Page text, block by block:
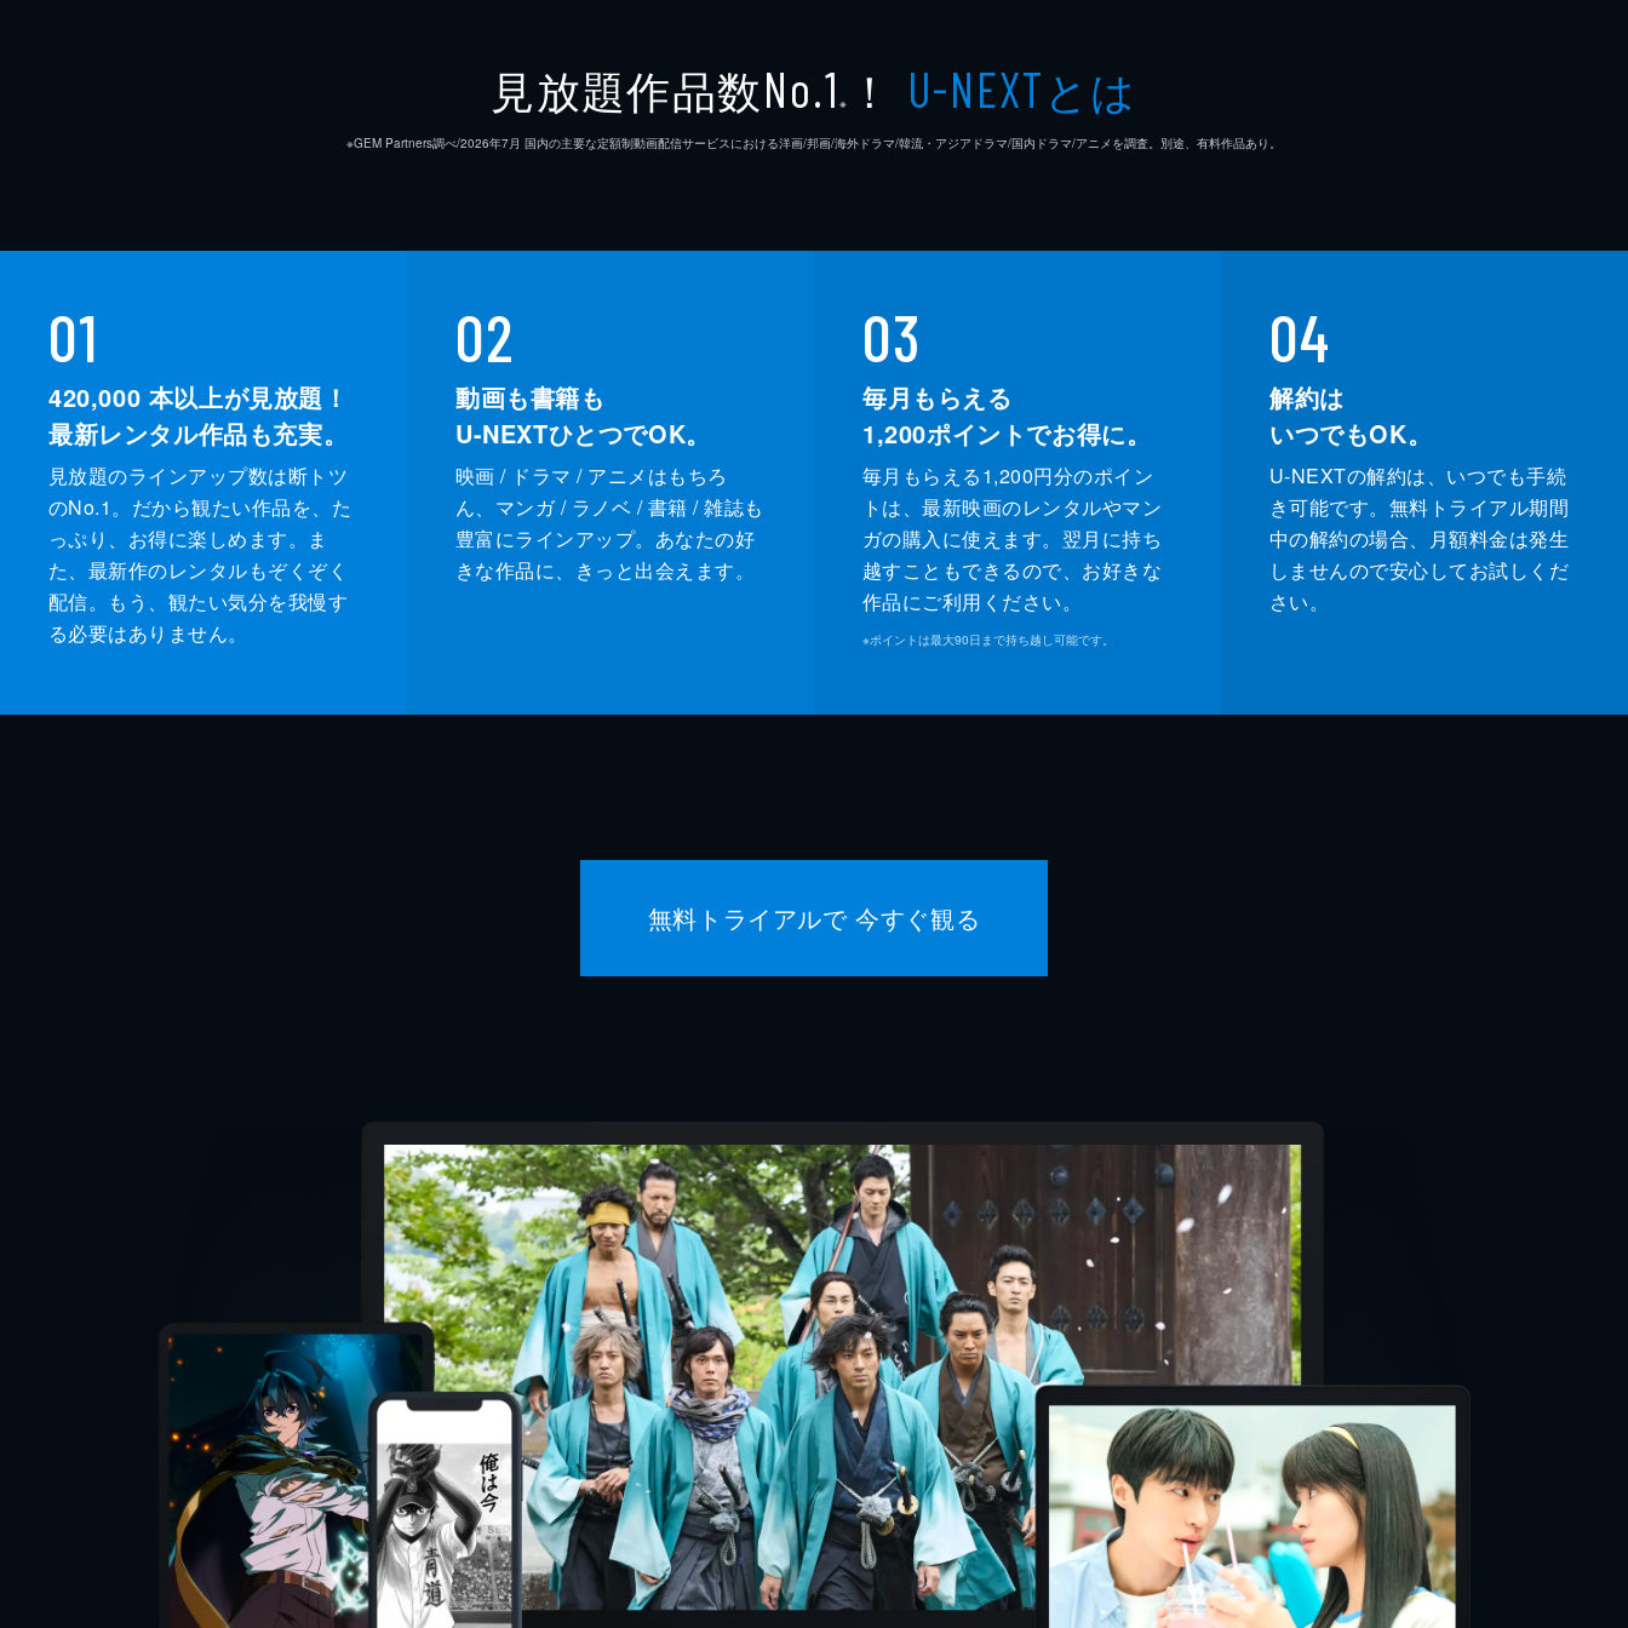
見放題作品数No.1 ※ ！ U-NEXTとは
※GEM Partners調べ/2026年7⽉ 国内の主要な定額制動画配信サービスにおける洋画/邦画/海外ドラマ/韓流・アジアドラマ/国内ドラマ/アニメを調査。別途、有料作品あり。
01
420,000 本以上が見放題！
最新レンタル作品も充実。
見放題のラインアップ数は断トツ
のNo.1。だから観たい作品を、た
っぷり、お得に楽しめます。ま
た、最新作のレンタルもぞくぞく
配信。もう、観たい気分を我慢す
る必要はありません。
02
動画も書籍も
U-NEXTひとつでOK。
映画 / ドラマ / アニメはもちろ
ん、マンガ / ラノベ / 書籍 / 雑誌も
豊富にラインアップ。あなたの好
きな作品に、きっと出会えます。
03
毎月もらえる
1,200ポイントでお得に。
毎月もらえる1,200円分のポイン
トは、最新映画のレンタルやマン
ガの購入に使えます。翌月に持ち
越すこともできるので、お好きな
作品にご利用ください。
※ポイントは最大90日まで持ち越し可能です。
04
解約は
いつでもOK。
U-NEXTの解約は、いつでも手続
き可能です。無料トライアル期間
中の解約の場合、月額料金は発生
しませんので安心してお試しくだ
さい。
無料トライアルで 今すぐ観る